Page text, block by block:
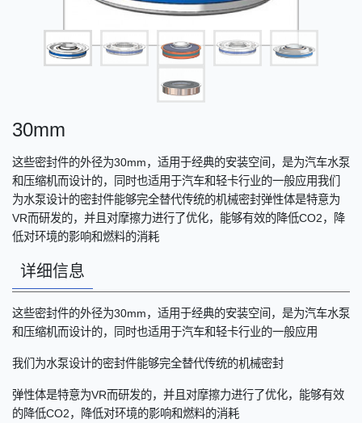
30mm
这些密封件的外径为30mm，适用于经典的安装空间，是为汽车水泵
和压缩机而设计的，同时也适用于汽车和轻卡行业的一般应用我们
为水泵设计的密封件能够完全替代传统的机械密封弹性体是特意为
VR而研发的，并且对摩擦力进行了优化，能够有效的降低CO2，降
低对环境的影响和燃料的消耗
详细信息
这些密封件的外径为30mm，适用于经典的安装空间，是为汽车水泵
和压缩机而设计的，同时也适用于汽车和轻卡行业的一般应用
我们为水泵设计的密封件能够完全替代传统的机械密封
弹性体是特意为VR而研发的，并且对摩擦力进行了优化，能够有效
的降低CO2，降低对环境的影响和燃料的消耗